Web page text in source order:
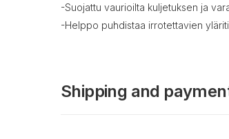
-Suojattu vaurioilta kuljetuksen ja
-Helppo puhdistaa irrotettavien
Shipping and